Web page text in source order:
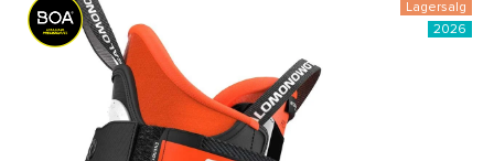
Lagersalg
2026